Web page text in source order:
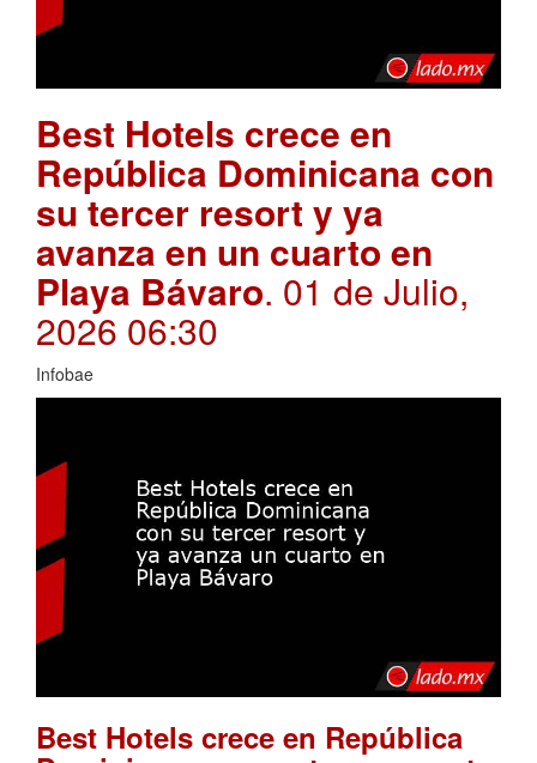
Best Hotels crece en
República Dominicana con
su tercer resort y ya
avanza en un cuarto en
Playa Bávaro. 01 de Julio,
2026 06:30
Infobae
Best Hotels crece en República